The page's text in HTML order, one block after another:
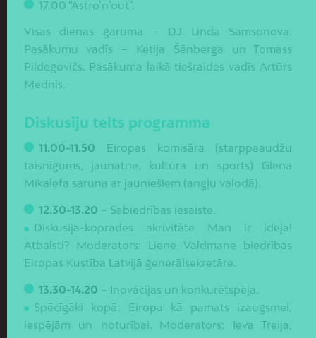
17.00 “Astro’n’out”.
Visas dienas garumā – DJ Linda Samsonova.
Pasākumu vadīs – Ketija Šēnberga un Tomass
Pildegovičs. Pasākuma laikā tiešraides vadīs Artūrs
Mednis.
Diskusiju telts programma
11.00-11.50 Eiropas komisāra (starppaaudžu
taisnīgums, jaunatne, kultūra un sports) Glena
Mikalefa saruna ar jauniešiem (angļu valodā).
12.30-13.20 – Sabiedrības iesaiste.
Diskusija-koprades akrivitāte Man ir ideja!
Atbalsti? Moderators: Liene Valdmane biedrības
Eiropas Kustība Latvijā ģenerālsekretāre.
13.30-14.20 – Inovācijas un konkurētspēja.
Spēcīgāki kopā: Eiropa kā pamats izaugsmei,
iespējām un noturībai. Moderators: Ieva Treija,